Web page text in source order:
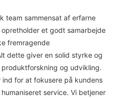
team sammensat af erfarne
et godt samarbejde
fremragende
dette giver en solid styrke og
og udvikling.
for at fokusere på kundens
service. Vi betjener